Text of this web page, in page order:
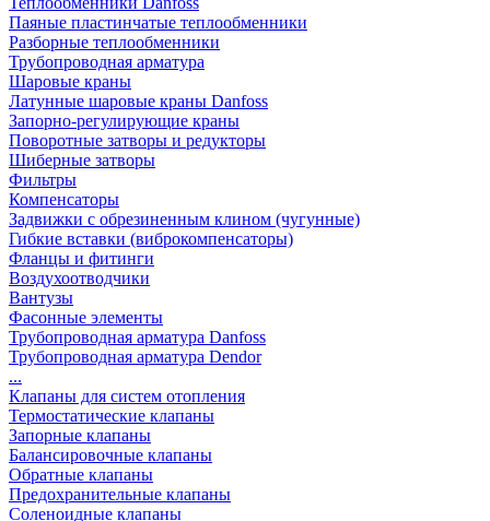
Паяные пластинчатые теплообменники
Разборные теплообменники
Трубопроводная арматура
Шаровые краны
Латунные шаровые краны Danfoss
Запорно-регулирующие краны
Поворотные затворы и редукторы
Шиберные затворы
Фильтры
Компенсаторы
Задвижки с обрезиненным клином (чугунные)
Гибкие вставки (виброкомпенсаторы)
Фланцы и фитинги
Воздухоотводчики
Вантузы
Фасонные элементы
Трубопроводная арматура Danfoss
Трубопроводная арматура Dendor
...
Клапаны для систем отопления
Термостатические клапаны
Запорные клапаны
Балансировочные клапаны
Обратные клапаны
Предохранительные клапаны
Соленоидные клапаны